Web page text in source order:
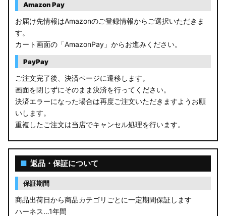
Amazon Pay
お届け先情報はAmazonのご登録情報からご選択いただきま
す。
カート画面の「AmazonPay」からお進みください。
PayPay
ご注文完了後、決済ページに遷移します。
画面を閉じずにそのまま決済を行ってください。
決済エラーになった場合は再度ご注文いただきますようお願
いします。
重複したご注文は当店でキャンセル処理を行います。
■ 返品・保証について
保証期間
商品出荷日から商品カテゴリごとに一定期間保証します
ハーネス…1年間